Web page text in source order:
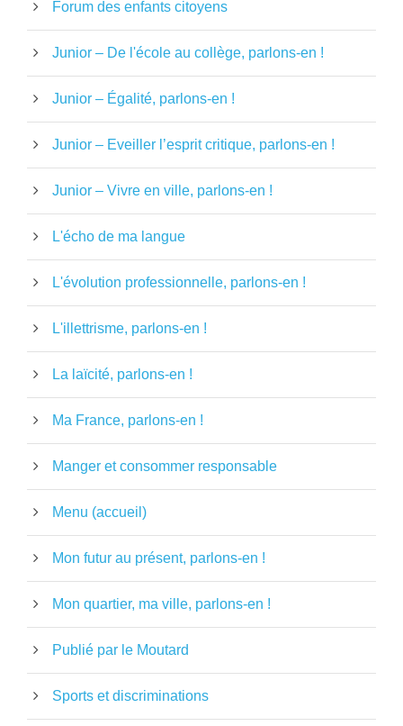
Forum des enfants citoyens
Junior – De l'école au collège, parlons-en !
Junior – Égalité, parlons-en !
Junior – Eveiller l’esprit critique, parlons-en !
Junior – Vivre en ville, parlons-en !
L'écho de ma langue
L'évolution professionnelle, parlons-en !
L'illettrisme, parlons-en !
La laïcité, parlons-en !
Ma France, parlons-en !
Manger et consommer responsable
Menu (accueil)
Mon futur au présent, parlons-en !
Mon quartier, ma ville, parlons-en !
Publié par le Moutard
Sports et discriminations